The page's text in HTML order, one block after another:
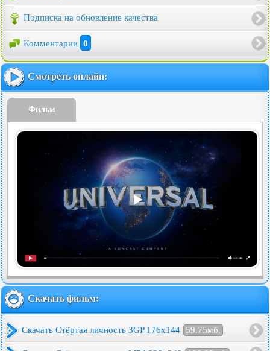
Подписка на обновление качества
Комментарии 0
Смотреть онлайн:
Фильм
Скачать фильм:
Скачать Стёртая личность 3GP 176x144 59.75мб.